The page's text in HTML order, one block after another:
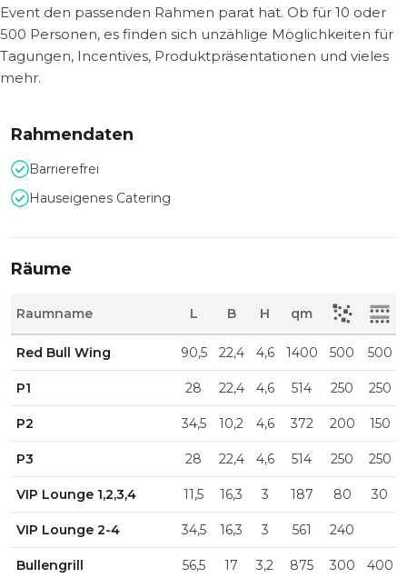
Event den passenden Rahmen parat hat. Ob für 10 oder
500 Personen, es finden sich unzählige Möglichkeiten für
Tagungen, Incentives, Produktpräsentationen und vieles
mehr.
Rahmendaten
Barrierefrei
Hauseigenes Catering
Räume
Raumname L B H qm
Red Bull Wing 90,5 22,4 4,6 1400 500 500
P1 28 22,4 4,6 514 250 250
P2 34,5 10,2 4,6 372 200 150
P3 28 22,4 4,6 514 250 250
VIP Lounge 1,2,3,4 11,5 16,3 3 187 80 30
VIP Lounge 2-4 34,5 16,3 3 561 240
Bullengrill 56,5 17 3,2 875 300 400